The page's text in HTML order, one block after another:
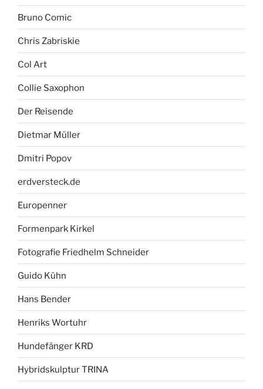
Bruno Comic
Chris Zabriskie
Col Art
Collie Saxophon
Der Reisende
Dietmar Müller
Dmitri Popov
erdversteck.de
Europenner
Formenpark Kirkel
Fotografie Friedhelm Schneider
Guido Kühn
Hans Bender
Henriks Wortuhr
Hundefänger KRD
Hybridskulptur TRINA